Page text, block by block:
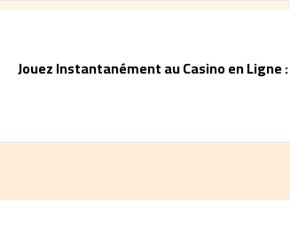
Jouez Instantanément au Casino en